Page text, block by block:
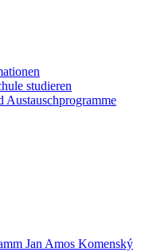
studieren
Austauschprogramme
Jan Amos Komenský